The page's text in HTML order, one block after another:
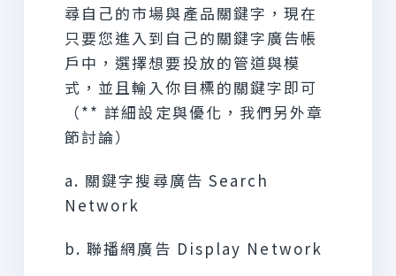
尋自己的市場與產品關鍵字，現在
只要您進入到自己的關鍵字廣告帳
戶中，選擇想要投放的管道與模
式，並且輸入你目標的關鍵字即可
（** 詳細設定與優化，我們另外章
節討論）
a. 關鍵字搜尋廣告 Search
Network
b. 聯播網廣告 Display Network